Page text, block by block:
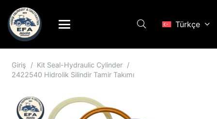
Türkçe
Giriş / Kit Seal-Hydraulic Cylinder /
2422540 Hidrolik Silindir Tamir Takımı